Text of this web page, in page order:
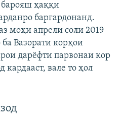
барояш ҳаққи
баргардонанд.
моҳи апрели соли 2019
Вазорати корҳои
дарёфти парвонаи кор
вале то ҳол